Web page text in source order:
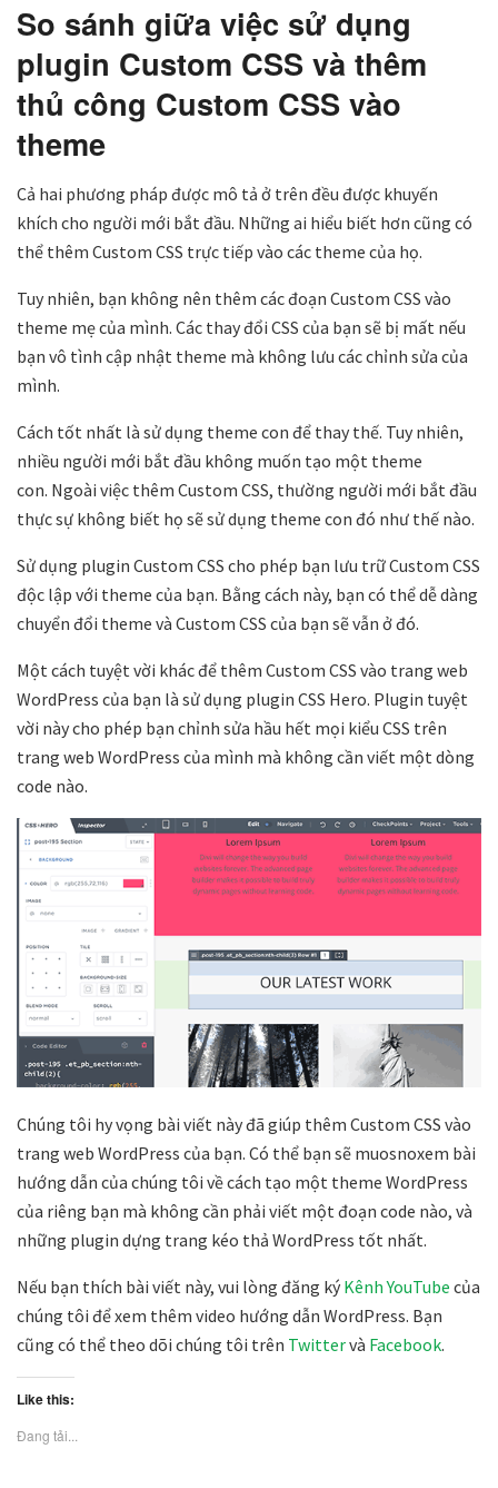
So sánh giữa việc sử dụng
plugin Custom CSS và thêm
thủ công Custom CSS vào
theme
Cả hai phương pháp được mô tả ở trên đều được khuyến
khích cho người mới bắt đầu. Những ai hiểu biết hơn cũng có
thể thêm Custom CSS trực tiếp vào các theme của họ.
Tuy nhiên, bạn không nên thêm các đoạn Custom CSS vào
theme mẹ của mình. Các thay đổi CSS của bạn sẽ bị mất nếu
bạn vô tình cập nhật theme mà không lưu các chỉnh sửa của
mình.
Cách tốt nhất là sử dụng theme con để thay thế. Tuy nhiên,
nhiều người mới bắt đầu không muốn tạo một theme
con. Ngoài việc thêm Custom CSS, thường người mới bắt đầu
thực sự không biết họ sẽ sử dụng theme con đó như thế nào.
Sử dụng plugin Custom CSS cho phép bạn lưu trữ Custom CSS
độc lập với theme của bạn. Bằng cách này, bạn có thể dễ dàng
chuyển đổi theme và Custom CSS của bạn sẽ vẫn ở đó.
Một cách tuyệt vời khác để thêm Custom CSS vào trang web
WordPress của bạn là sử dụng plugin CSS Hero. Plugin tuyệt
vời này cho phép bạn chỉnh sửa hầu hết mọi kiểu CSS trên
trang web WordPress của mình mà không cần viết một dòng
code nào.
Chúng tôi hy vọng bài viết này đã giúp thêm Custom CSS vào
trang web WordPress của bạn. Có thể bạn sẽ muosnoxem bài
hướng dẫn của chúng tôi về cách tạo một theme WordPress
của riêng bạn mà không cần phải viết một đoạn code nào, và
những plugin dựng trang kéo thả WordPress tốt nhất.
Nếu bạn thích bài viết này, vui lòng đăng ký Kênh YouTube của
chúng tôi để xem thêm video hướng dẫn WordPress. Bạn
cũng có thể theo dõi chúng tôi trên Twittervà Facebook.
Like this:
Đang tải...